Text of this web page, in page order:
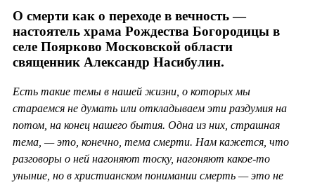
О смерти как о переходе в вечность —
настоятель храма Рождества Богородицы в
селе Поярково Московской области
священник Александр Насибулин.
Есть такие темы в нашей жизни, о которых мы
стараемся не думать или откладываем эти раздумия на
потом, на конец нашего бытия. Одна из них, страшная
тема, — это, конечно, тема смерти. Нам кажется, что
разговоры о ней нагоняют тоску, нагоняют какое-то
уныние, но в христианском понимании смерть — это не